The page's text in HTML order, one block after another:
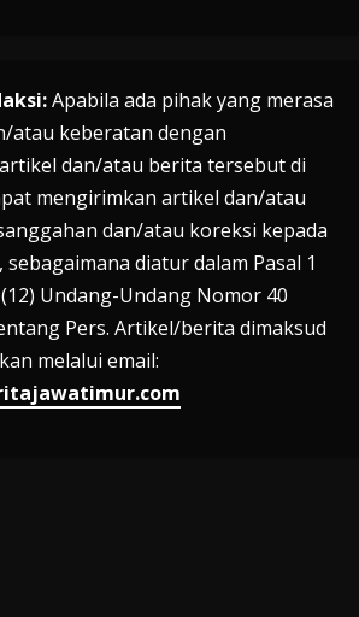
Apabila ada pihak yang merasa
atau keberatan dengan
dan/atau berita tersebut di
mengirimkan artikel dan/atau
dan/atau koreksi kepada
sebagaimana diatur dalam Pasal 1
Undang-Undang Nomor 40
Pers. Artikel/berita dimaksud
melalui email: